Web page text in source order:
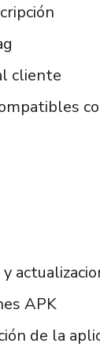
cliente
APK
de la